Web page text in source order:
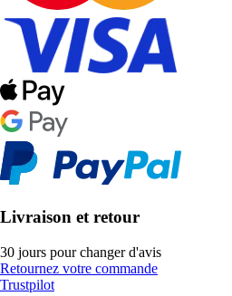
Livraison et retour
30 jours pour changer d'avis
Retournez votre commande
Trustpilot